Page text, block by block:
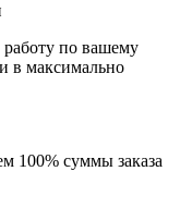
по вашему
в максимально
100% суммы заказа